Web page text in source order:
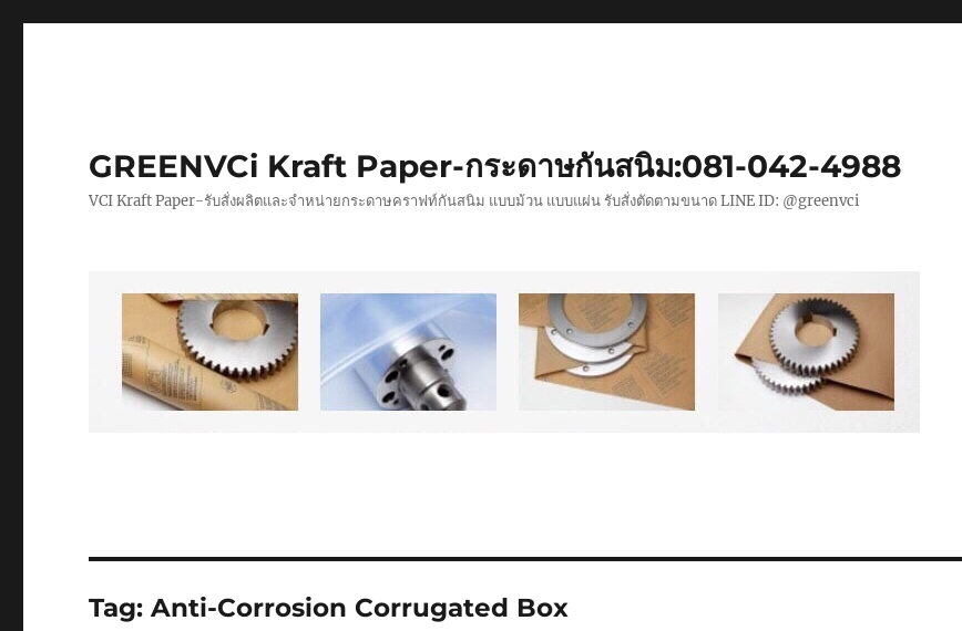
GREENVCi Kraft Paper-กระดาษกันสนิม:081-042-4988
VCI Kraft Paper-รับสั่งผลิตและจำหน่ายกระดาษคราฟท์กันสนิม แบบม้วน แบบแผ่น รับสั่งตัดตามขนาด LINE ID: @greenvci
Tag:Anti-Corrosion Corrugated Box